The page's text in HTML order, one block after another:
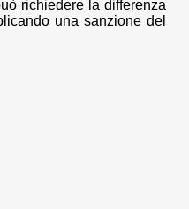
richiedere la differenza
una sanzione del